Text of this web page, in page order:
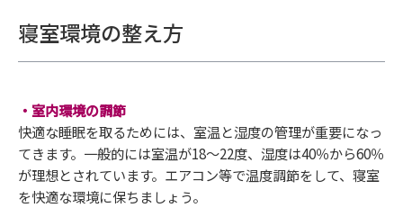
寝室環境の整え方
・室内環境の調節
快適な睡眠を取るためには、室温と湿度の管理が重要になっ
てきます。一般的には室温が18～22度、湿度は40％から60％
が理想とされています。エアコン等で温度調節をして、寝室
を快適な環境に保ちましょう。